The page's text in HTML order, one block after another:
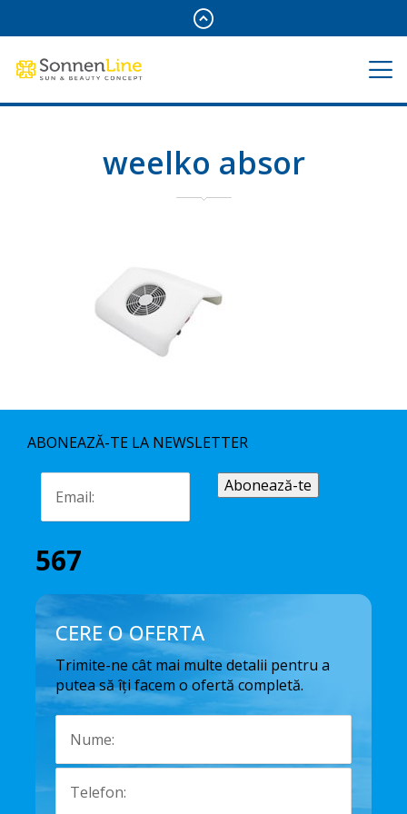
weelko absor
ABONEAZĂ-TE LA NEWSLETTER
567
CERE O OFERTA
Trimite-ne cât mai multe detalii pentru a
putea să îți facem o ofertă completă.